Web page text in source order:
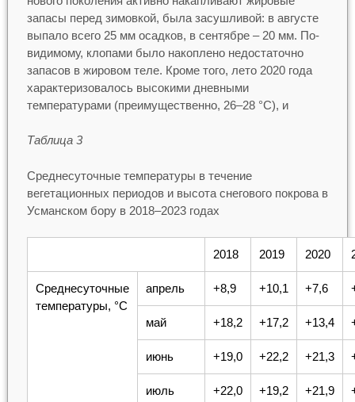
запасы перед зимовкой, была засушливой: в августе
выпало всего 25 мм осадков, в сентябре – 20 мм. По-
видимому, клопами было накоплено недостаточно
запасов в жировом теле. Кроме того, лето 2020 года
характеризовалось высокими дневными
температурами (преимущественно, 26–28 °С), и
Таблица 3
Среднесуточные температуры в течение
вегетационных периодов и высота снегового покрова в
Усманском бору в 2018–2023 годах
2018 2019 2020
Среднесуточные
температуры, °С
апрель +8,9 +10,1 +7,6
май +18,2 +17,2 +13,4
июнь +19,0 +22,2 +21,3
июль +22,0 +19,2 +21,9